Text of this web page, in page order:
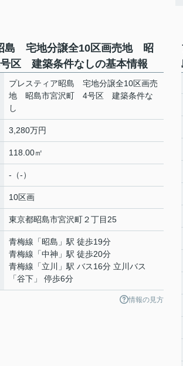
島 宅地分譲全10区画売地 昭
区 建築条件なしの基本情報
プレスティア昭島 宅地分譲全10区画売
地 昭島市宮沢町 4号区 建築条件な
し
3,280万円
118.00㎡
-（-）
10区画
東京都昭島市宮沢町２丁目25
青梅線 「昭島 」駅 徒歩19分
青梅線 「中神 」駅 徒歩20分
青梅線 「立川
」駅 バス16分 立川バス
「谷下」 停歩6分
情報の見方